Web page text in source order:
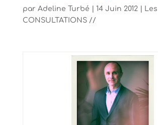
par Adeline Turbé 14 Juin 2012|
Les
CONSULTATIONS //